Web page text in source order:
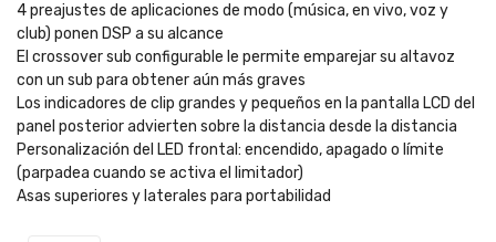
4 preajustes de aplicaciones de modo (música, en vivo, voz y
club) ponen DSP a su alcance
El crossover sub configurable le permite emparejar su altavoz
con un sub para obtener aún más graves
Los indicadores de clip grandes y pequeños en la pantalla LCD del
panel posterior advierten sobre la distancia desde la distancia
Personalización del LED frontal: encendido, apagado o límite
(parpadea cuando se activa el limitador)
Asas superiores y laterales para portabilidad